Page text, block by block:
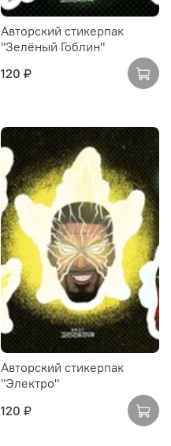
Авторский стикерпак
"Зелёный Гоблин"
120 ₽
Авторский стикерпак
"Электро"
120 ₽